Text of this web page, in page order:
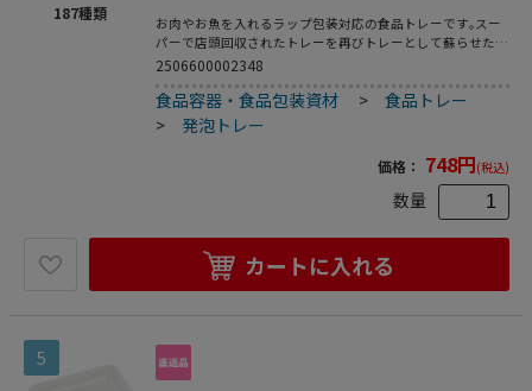
187種類
お肉やお魚を入れるラップ包装対応の食品トレーです｡スー
パーで店頭回収されたトレーを再びトレーとして蘇らせたリ
サイクルトレーです｡●電子レンジ使用不可●オーブン使用
不可●耐熱温度:80℃●入数:100枚
2506600002348
食品容器・食品包装資材 >食品トレー
> 発泡トレー
価格： 748円(税込)
数量
カートに入れる
5